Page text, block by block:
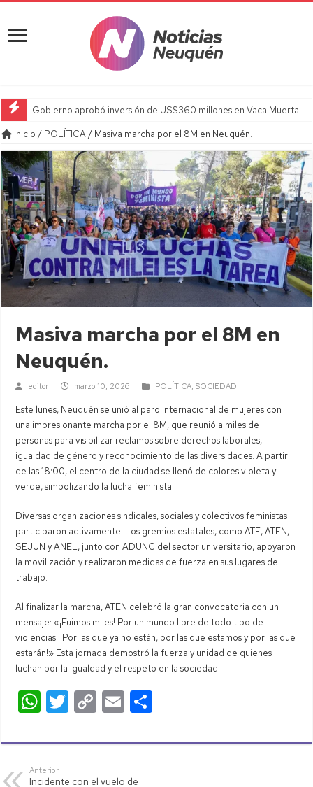
Gobierno aprobó inversión de US$360 millones en Vaca Muerta
Inicio / POLÍTICA/ Masiva marcha por el 8M en Neuquén.
Masiva marcha por el 8M en
Neuquén.
editor marzo 10, 2026 POLÍTICA ,SOCIEDAD
Este lunes, Neuquén se unió al paro internacional de mujeres con
una impresionante marcha por el 8M, que reunió a miles de
personas para visibilizar reclamos sobre derechos laborales,
igualdad de género y reconocimiento de las diversidades. A partir
de las 18:00, el centro de la ciudad se llenó de colores violeta y
verde, simbolizando la lucha feminista.
Diversas organizaciones sindicales, sociales y colectivos feministas
participaron activamente. Los gremios estatales, como ATE, ATEN,
SEJUN y ANEL, junto con ADUNC del sector universitario, apoyaron
la movilización y realizaron medidas de fuerza en sus lugares de
trabajo.
Al finalizar la marcha, ATEN celebró la gran convocatoria con un
mensaje: «¡Fuimos miles! Por un mundo libre de todo tipo de
violencias. ¡Por las que ya no están, por las que estamos y por las que
estarán!» Esta jornada demostró la fuerza y unidad de quienes
luchan por la igualdad y el respeto en la sociedad.
W
at
s
T
tt
C
p
E
ail m
Anterior
Incidente con el vuelo de